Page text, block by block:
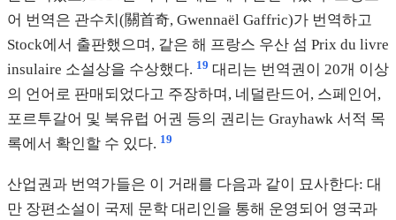
어 번역은 관수치(關首奇, Gwennaël Gaffric)가 번역하고
Stock에서 출판했으며, 같은 해 프랑스 우산 섬 Prix du livre
insulaire 소설상을 수상했다. 19 대리는 번역권이 20개 이상
의 언어로 판매되었다고 주장하며, 네덜란드어, 스페인어,
포르투갈어 및 북유럽 어권 등의 권리는 Grayhawk 서적 목
록에서 확인할 수 있다. 19
산업권과 번역가들은 이 거래를 다음과 같이 묘사한다: 대
만 장편소설이 국제 문학 대리인을 통해 운영되어 영국과